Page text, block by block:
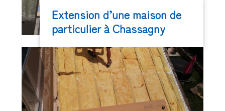
Extension d’une maison de
particulier à Chassagny